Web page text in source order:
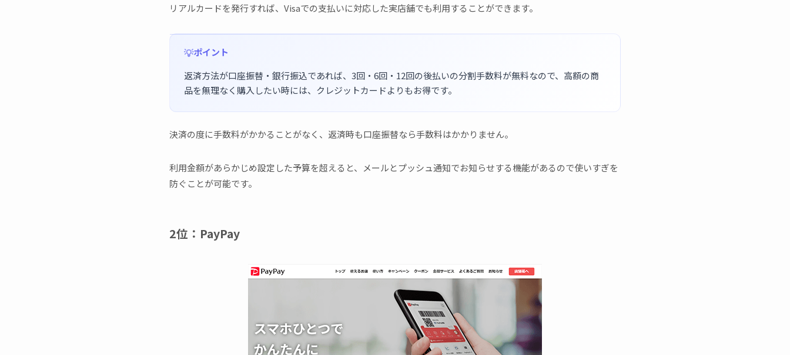
リアルカードを発行すれば、Visaでの支払いに対応した実店舗でも利用することができます。
ポイント
返済方法が口座振替・銀行振込であれば、3回・6回・12回の後払いの分割手数料が無料なので、高額の商
品を無理なく購入したい時には、クレジットカードよりもお得です。
決済の度に手数料がかかることがなく、返済時も口座振替なら手数料はかかりません。
利用金額があらかじめ設定した予算を超えると、メールとプッシュ通知でお知らせする機能があるので使いすぎを
防ぐことが可能です。
2位：PayPay